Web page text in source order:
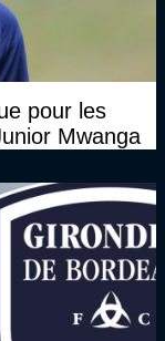
pour les
Mwanga